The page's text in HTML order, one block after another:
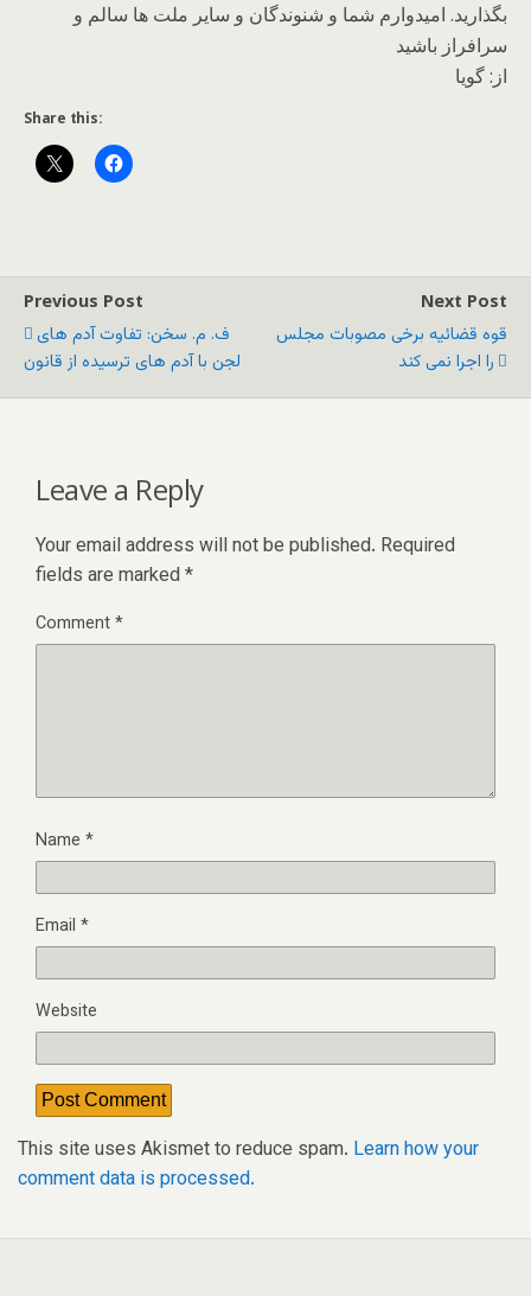
بگذارید. امیدوارم شما و شنوندگان و سایر ملت ها سالم و
سرافراز باشید
از: گویا
Share this:
Previous Post
ف. م. سخن: تفاوت آدم هاى
لجن با آدم هاى ترسیده از قانون
Next Post
قوه قضائیه برخی مصوبات مجلس
را اجرا نمی کند
Leave a Reply
Your email address will not be published. Required
fields are marked *
Comment*
Name *
Email *
Website
This site uses Akismet to reduce spam. Learn how your
comment data is processed.